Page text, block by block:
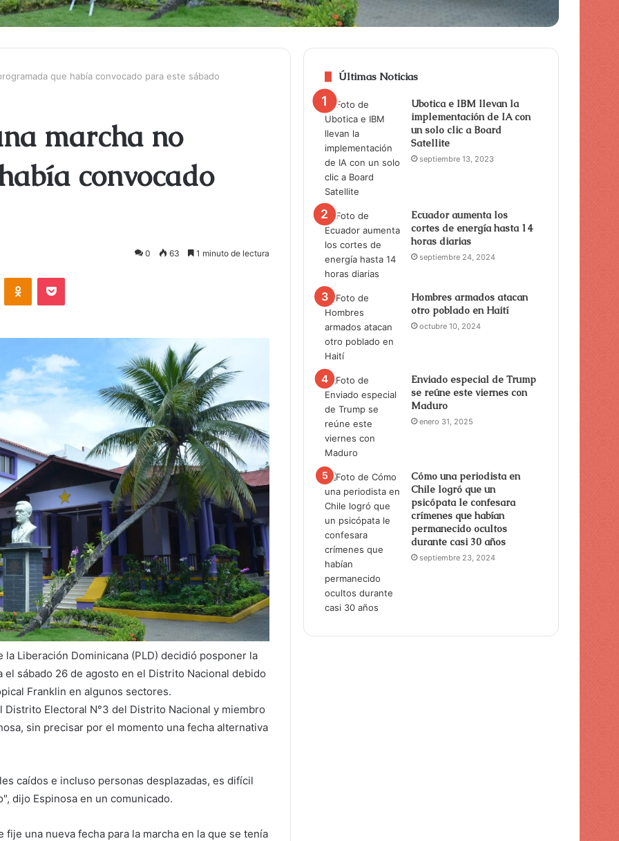
que había convocado para este sábado
marcha no
convocado
0 63 1 minuto de lectura
Liberación Dominicana (PLD) decidió posponer la
el sábado 26 de agosto en el Distrito Nacional debido
Franklin en algunos sectores.
Electoral N°3 del Distrito Nacional y miembro
sin precisar por el momento una fecha alternativa
caídos e incluso personas desplazadas, es difícil
dijo Espinosa en un comunicado.
una nueva fecha para la marcha en la que se tenía
Últimas Noticias
Ubotica e IBM llevan la
implementación de IA con
un solo clic a Board
Satellite
septiembre 13, 2023
Ecuador aumenta los
cortes de energía hasta 14
horas diarias
septiembre 24, 2024
Hombres armados atacan
otro poblado en Haití
octubre 10, 2024
Enviado especial de Trump
se reúne este viernes con
Maduro
enero 31, 2025
Cómo una periodista en
Chile logró que un
psicópata le confesara
crímenes que habían
permanecido ocultos
durante casi 30 años
septiembre 23, 2024